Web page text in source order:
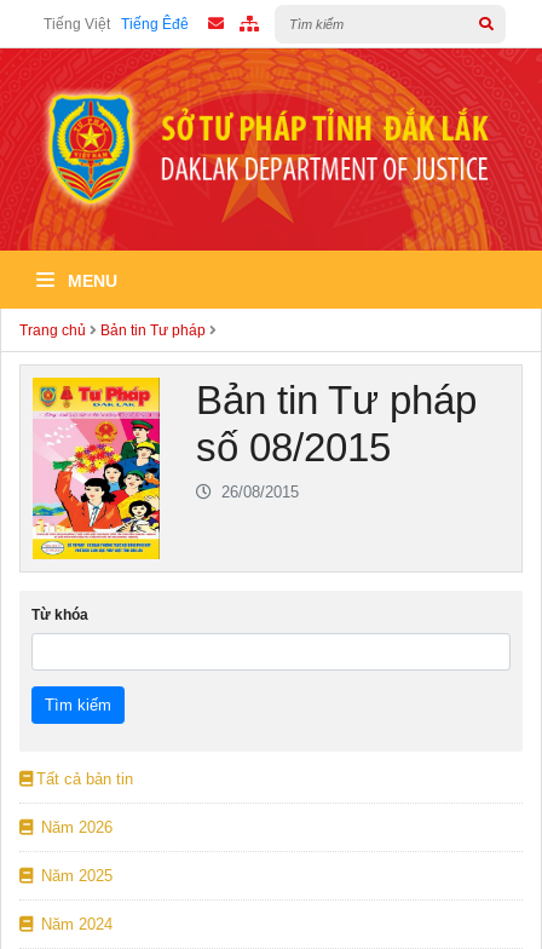
Tiếng Việt Tiếng Êđê
MENU
Trang chủ Bản tin Tư pháp
Bản tin Tư pháp
số 08/2015
26/08/2015
Từ khóa
Tất cả bản tin
Năm 2026
Năm 2025
Năm 2024